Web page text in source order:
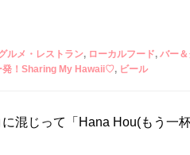
ルメ・レストラン ローカルフード バー
発！Sharing My Hawaii♡
ビール
混じって「Hana Hou(もう一杯